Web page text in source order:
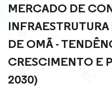
MERCADO DE
DE OMÃ -
CRESCIMENTO E
2030)